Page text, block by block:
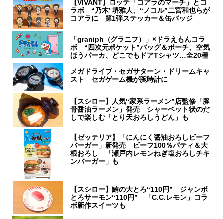
【VIVANT】ロッテ「コアラのマーチ」とコ
ラボ “乃木”堺雅人、“ノコル”二宮和也らが
コアラに 第1弾ステッカー＆缶バッジ
「graniph（グラニフ）」×ドラえもんコラ
ボ “四次元ポケット”バッグ＆ポーチ、空気
ほうパーカ、どこでもドアTシャツ…全20種
メガドライブ・セガサターン・ドリームキャ
スト セガゲーム機が腕時計に
【スシロー】人気“家系ラーメン”店監修「豚
骨醤油ラーメン」発売 シャーベット状のだ
しで楽しむ「とり天おろしうどん」も
【ゼッテリア】「にんにく醤油おろしビーフ
バーガー」新発売 ビーフ100％パティ＆大
根おろし 「瀬戸内レモンねぎ塩おろしチキ
ンバーガー」も
【スシロー】鮪の大とろ“110円” ジャンボ
とろサーモン“110円” 「C.C.レモン」コラ
ボ新作スイーツも